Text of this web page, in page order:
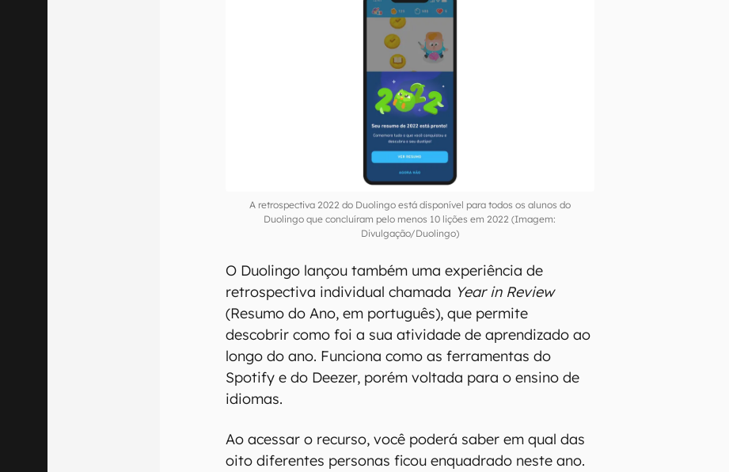
A retrospectiva 2022 do Duolingo está disponível para todos os alunos do
Duolingo que concluíram pelo menos 10 lições em 2022 (Imagem:
Divulgação/Duolingo)
O Duolingo lançou também uma experiência de
retrospectiva individual chamada Year in Review
(Resumo do Ano, em português), que permite
descobrir como foi a sua atividade de aprendizado ao
longo do ano. Funciona como as ferramentas do
Spotify e do Deezer, porém voltada para o ensino de
idiomas.
Ao acessar o recurso, você poderá saber em qual das
oito diferentes personas ficou enquadrado neste ano.